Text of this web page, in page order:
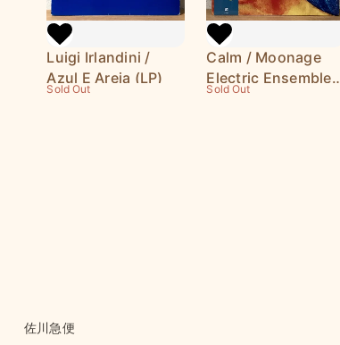
Luigi Irlandini /
Azul E Areia (LP)
Sold Out
Calm / Moonage
Electric Ensemble :
Original +
Sold Out
佐川急便